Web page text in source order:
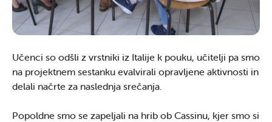
Učenci so odšli z vrstniki iz Italije k pouku, učitelji pa smo
na projektnem sestanku evalvirali opravljene aktivnosti in
delali načrte za naslednja srečanja.
Popoldne smo se zapeljali na hrib ob Cassinu, kjer smo si